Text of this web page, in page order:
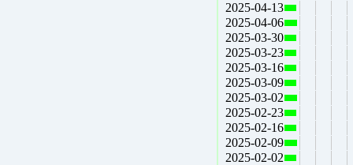
2025-04-13
2025-04-06
2025-03-30
2025-03-23
2025-03-16
2025-03-09
2025-03-02
2025-02-23
2025-02-16
2025-02-09
2025-02-02